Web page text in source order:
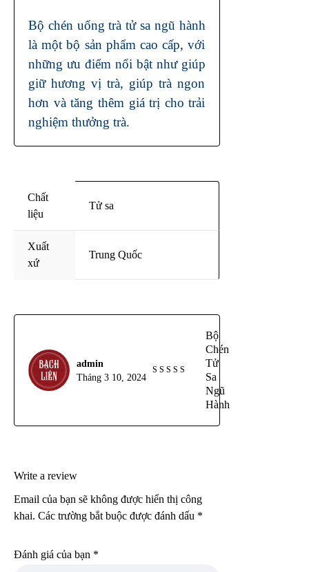
Bộ chén uống trà tử sa ngũ hành
là một bộ sản phẩm cao cấp, với
những ưu điểm nổi bật như giúp
giữ hương vị trà, giúp trà ngon
hơn và tăng thêm giá trị cho trải
nghiệm thưởng trà.
Chất
liệu
Tử sa
Xuất
xứ
Trung Quốc
admin
Tháng 3 10, 2024
Bộ
Chén
Tử
Sa
Ngũ
Hành
Write a review
Email của bạn sẽ không được hiển thị công
khai. Các trường bắt buộc được đánh dấu *
Đánh giá của bạn *